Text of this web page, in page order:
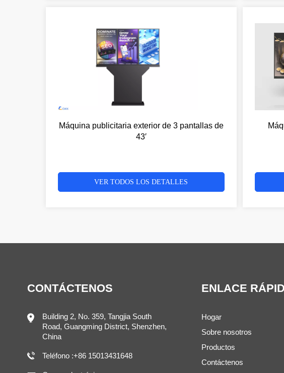
Máquina publicitaria exterior de 3 pantallas de
43′
VER TODOS LOS DETALLES
CONTÁCTENOS
Building 2, No. 359, Tangjia South
Road, Guangming District, Shenzhen,
China
Teléfono :+86 15013431648
ENLACE
Hogar
Sobre nosotros
Productos
Contáctenos